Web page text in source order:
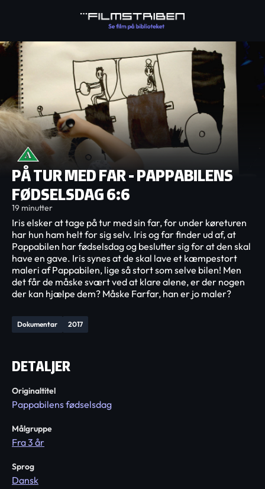
PÅ TUR MED FAR - PAPPABILENS
FØDSELSDAG 6:6
19 minutter
Dokumentar 2017
Iris elsker at tage på tur med sin far, for under køreturen
har hun ham helt for sig selv. Iris og far finder ud af, at
Pappabilen har fødselsdag og beslutter sig for at den skal
have en gave. Iris synes at de skal lave et kæmpestort
maleri af Pappabilen, lige så stort som selve bilen! Men
det får de måske svært ved at klare alene, er der nogen
der kan hjælpe dem? Måske Farfar, han er jo maler?
DETALJER
Originaltitel
Pappabilens fødselsdag
Målgruppe
Fra 3 år
Sprog
Dansk